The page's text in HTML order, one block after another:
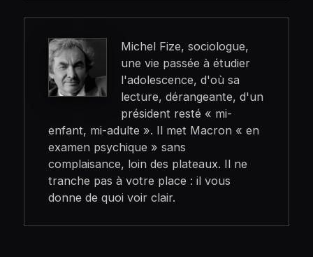
Michel Fize, sociologue,
une vie passée à étudier
l'adolescence, d'où sa
lecture, dérangeante, d'un
président resté « mi-
enfant, mi-adulte ». Il met Macron « en
examen psychique » sans
complaisance, loin des plateaux. Il ne
tranche pas à votre place : il vous
donne de quoi voir clair.